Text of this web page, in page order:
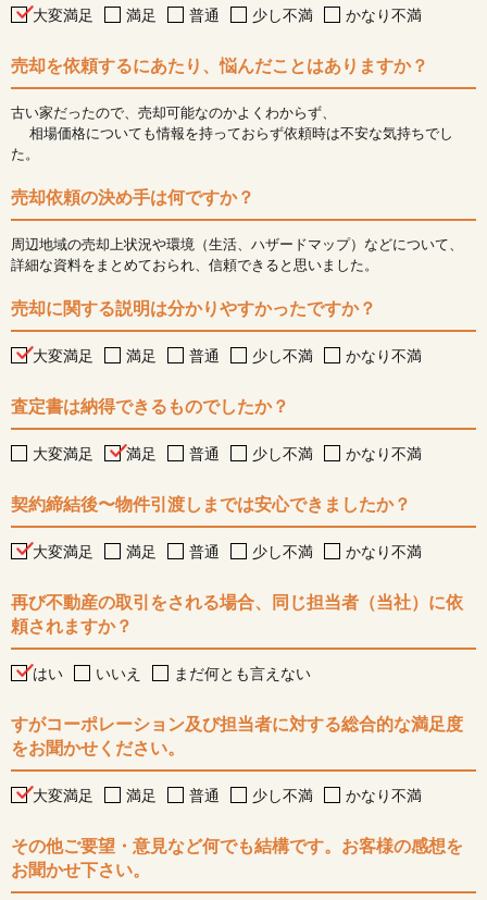
大変満足 満足 普通 少し不満 かなり不満
売却を依頼するにあたり、悩んだことはありますか？
古い家だったので、売却可能なのかよくわからず、
相場価格についても情報を持っておらず依頼時は不安な気持ちでし
た。
売却依頼の決め手は何ですか？
周辺地域の売却上状況や環境（生活、ハザードマップ）などについて、
詳細な資料をまとめておられ、信頼できると思いました。
売却に関する説明は分かりやすかったですか？
大変満足 満足 普通 少し不満 かなり不満
査定書は納得できるものでしたか？
大変満足 満足 普通 少し不満 かなり不満
契約締結後〜物件引渡しまでは安心できましたか？
大変満足 満足 普通 少し不満 かなり不満
再び不動産の取引をされる場合、同じ担当者（当社）に依
頼されますか？
はい いいえ まだ何とも言えない
すがコーポレーション及び担当者に対する総合的な満足度
をお聞かせください。
大変満足 満足 普通 少し不満 かなり不満
その他ご要望・意見など何でも結構です。お客様の感想を
お聞かせ下さい。